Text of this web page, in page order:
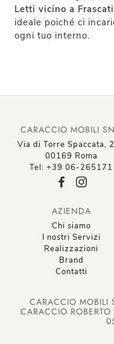
Letti vicino a Frascati
ideale poiché ci
ogni tuo interno.
CARACCIO MOBILI
Via di Torre Spaccata,
00169 Roma
Tel: +39 06-265171
AZIENDA
Chi siamo
I nostri Servizi
Realizzazioni
Brand
Contatti
CARACCIO
CARACCIO